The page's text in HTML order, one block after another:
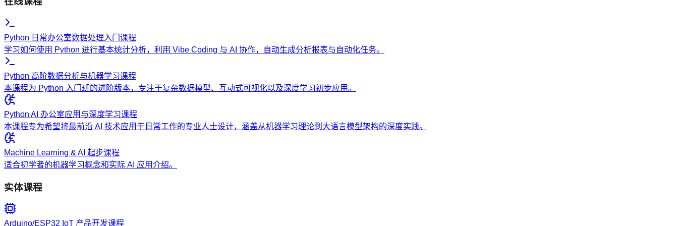
Python 日常办公室数据处理入门课程
学习如何使用 Python 进行基本统计分析，利用 Vibe Coding 与 AI 协作，自动生成分析报表与自动化任务。
Python 高阶数据分析与机器学习课程
本课程为 Python 入门班的进阶版本，专注于复杂数据模型、互动式可视化以及深度学习初步应用。
Python AI 办公室应用与深度学习课程
本课程专为希望将最前沿 AI 技术应用于日常工作的专业人士设计，涵盖从机器学习理论到大语言模型架构的深度实践。
Machine Learning & AI 起步课程
适合初学者的机器学习概念和实际 AI 应用介绍。
实体课程
Arduino/ESP32 IoT 产品开发课程